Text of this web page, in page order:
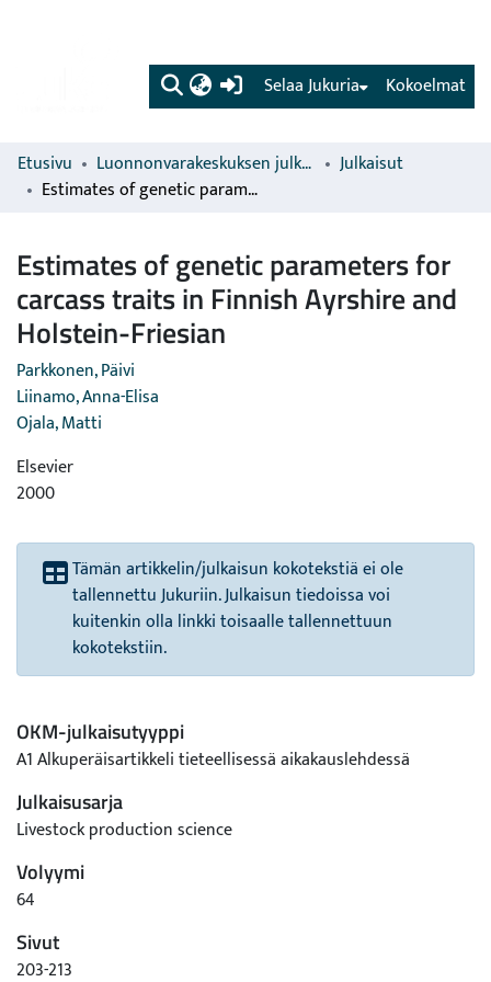
(current) Kokoelmat
Selaa Jukuria
Etusivu Luonnonvarakeskuksen julkaisut
Julkaisut
Estimates of genetic parameters for carcass traits in Finnish Ayrshire and Holstein-Friesian
Estimates of genetic parameters for
carcass traits in Finnish Ayrshire and
Holstein-Friesian
Parkkonen, Päivi
Liinamo, Anna-Elisa
Ojala, Matti
Elsevier
2000
Tämän artikkelin/julkaisun kokotekstiä ei ole
tallennettu Jukuriin. Julkaisun tiedoissa voi
kuitenkin olla linkki toisaalle tallennettuun
kokotekstiin.
OKM-julkaisutyyppi
A1 Alkuperäisartikkeli tieteellisessä aikakauslehdessä
Julkaisusarja
Livestock production science
Volyymi
64
Sivut
203-213